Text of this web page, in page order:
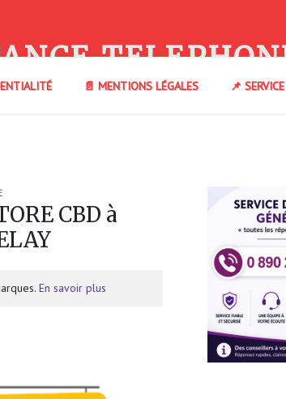
📄 MENTIONS LÉGALES 📌
CBD à
En savoir plus